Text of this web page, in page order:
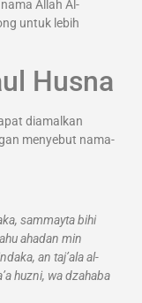
Allah Al-
untuk lebih
Husna
diamalkan
menyebut nama-
sammayta bihi
ahadan min
an taj’ala al-
huzni, wa dzahaba